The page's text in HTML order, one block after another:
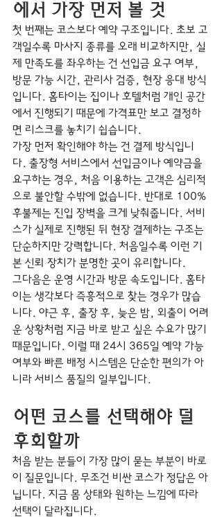
에서 가장 먼저 볼 것
첫 번째는 코스보다 예약 구조입니다. 초보 고
객일수록 마사지 종류를 오래 비교하지만, 실
제 만족도를 좌우하는 건 선입금 요구 여부,
방문 가능 시간, 관리사 검증, 현장 응대 방식
입니다. 홈타이는 집이나 호텔처럼 개인 공간
에서 진행되기 때문에 가격표만 보고 결정하
면 리스크를 놓치기 쉽습니다.
가장 먼저 확인해야 하는 건 결제 방식입니
다. 출장형 서비스에서 선입금이나 예약금을
요구하는 경우, 처음 이용하는 고객은 심리적
으로 불안할 수밖에 없습니다. 반대로 100%
후불제는 진입 장벽을 크게 낮춰줍니다. 서비
스가 실제로 진행된 뒤 현장 결제하는 구조는
단순하지만 강력합니다. 처음일수록 이런 기
본 신뢰 장치가 분명한 곳이 유리합니다.
그다음은 운영 시간과 방문 속도입니다. 홈타
이는 생각보다 즉흥적으로 찾는 경우가 많습
니다. 야근 후, 출장 후, 늦은 밤, 외출이 어려
운 상황처럼 지금 바로 받고 싶은 수요가 많기
때문입니다. 이럴 때 24시 365일 예약 가능
여부와 빠른 배정 시스템은 단순한 편의가 아
니라 서비스 품질의 일부입니다.
어떤 코스를 선택해야 덜
후회할까
처음 받는 분들이 가장 많이 묻는 부분이 바로
이 질문입니다. 무조건 비싼 코스가 정답은 아
닙니다. 지금 몸 상태와 원하는 느낌에 따라
선택이 달라집니다.